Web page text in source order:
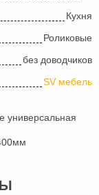
Кухня
Роликовые
без доводчиков
SV мебель
универсальная